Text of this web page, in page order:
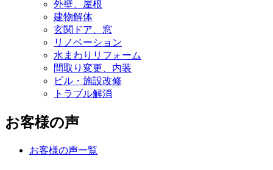
外壁、屋根
建物解体
玄関ドア、窓
リノベーション
水まわりリフォーム
間取り変更、内装
ビル・施設改修
トラブル解消
お客様の声
お客様の声一覧